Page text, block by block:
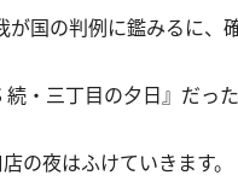
国の判例に鑑みるに、
・三丁目の夕日』だっ
夜はふけていきます。